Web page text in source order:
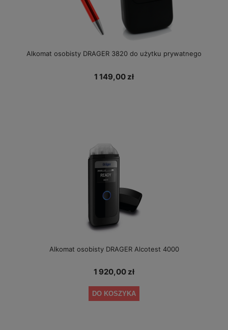
Alkomat osobisty DRAGER 3820 do użytku prywatnego
1 149,00 zł
Alkomat osobisty DRAGER Alcotest 4000
1 920,00 zł
DO KOSZYKA